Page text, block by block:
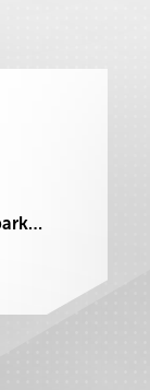
erika.hinz@dalarnasciencepark.se